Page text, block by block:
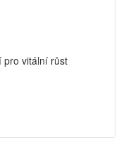
pro vitální růst